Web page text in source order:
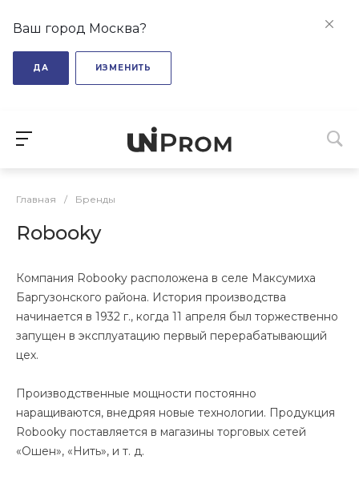
Ваш город Москва?
ДА ИЗМЕНИТЬ
Главная / Бренды
Robooky
Компания Robooky расположена в селе Максумиха
Баргузонского района. История производства
начинается в 1932 г., когда 11 апреля был торжественно
запущен в эксплуатацию первый перерабатывающий
цех.
Производственные мощности постоянно
наращиваются, внедряя новые технологии. Продукция
Robooky поставляется в магазины торговых сетей
«Ошен», «Нить», и т. д.